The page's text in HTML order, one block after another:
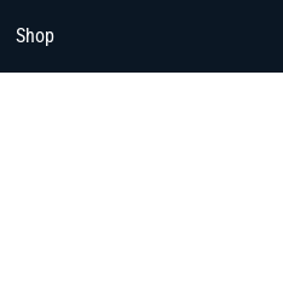
Shop